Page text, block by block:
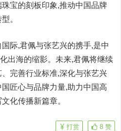
宝的刻板印象,推动中国品牌
。
际,君佩与张艺兴的携手,是中
出海的缩影。未来,君佩将继续
完善行业标准,深化与张艺兴
匠心与品牌力量,助力中国高
化传播新篇章。
8 赞
打赏